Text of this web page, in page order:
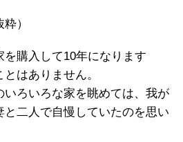
）
を購入して10年になります
はありません。
いろいろな家を眺めては、我が
と二人で自慢していたのを思い